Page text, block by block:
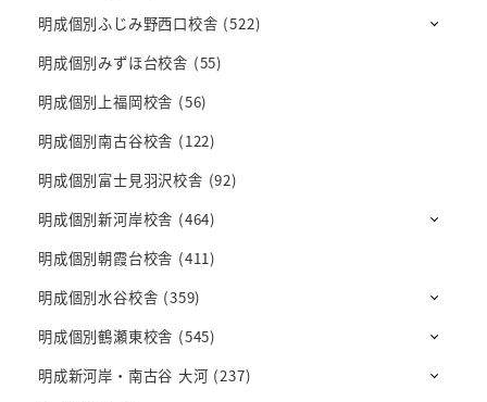
明成個別ふじみ野西口校舎 (522)
明成個別みずほ台校舎 (55)
明成個別上福岡校舎 (56)
明成個別南古谷校舎 (122)
明成個別富士見羽沢校舎 (92)
明成個別新河岸校舎 (464)
明成個別朝霞台校舎 (411)
明成個別水谷校舎 (359)
明成個別鶴瀬東校舎 (545)
明成新河岸・南古谷 大河 (237)